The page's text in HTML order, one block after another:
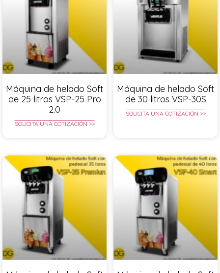
Máquina de helado Soft
de 25 litros VSP-25 Pro
2.0
SOLICITA UNA COTIZACIÓN >>
Máquina de helado Soft
de 30 litros VSP-30S
SOLICITA UNA COTIZACIÓN >>